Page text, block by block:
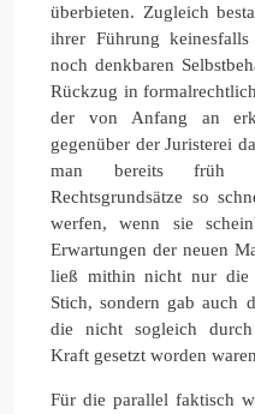
überbieten. Zugleich
ihrer Führung
noch denkbaren
Rückzug in
der von Anfang an
gegenüber der Juristerei
man bereits früh
Rechtsgrundsätze so
werfen, wenn sie
Erwartungen der neuen
ließ mithin nicht nur die
Stich, sondern gab auch
die nicht sogleich
Kraft gesetzt worden
Für die parallel faktisch